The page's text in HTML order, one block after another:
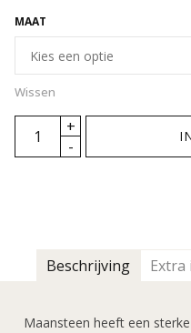
MAAT
Wissen
Beschrijving
Maansteen heeft een